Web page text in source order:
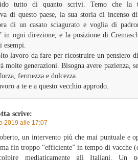
tutto di quanto scrivi. Temo che la
di questo paese, la sua storia di incenso
di un casato sciagurato e voglia di
in ogni direzione, e la posizione di
esempi.
lavoro da fare per ricostruire un pensiero di
molte generazioni. Bisogna avere pazienza,
fermezza e dolcezza.
a te e a questo vecchio approdo.
scrive:
2019 alle 17:07
un intervento più che mai puntuale e
fin troppo “efficiente” in tempo di vacche
mediaticamente gli Italiani. Un